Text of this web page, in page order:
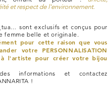
et respect de l'environnement.
sont exclusifs et conçus pour
femme belle et originale.
pour cette raison que vous
votre PERSONNALISATION
l'artiste pour créer votre bijou
informations et contactez
!